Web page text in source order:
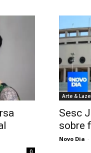
0
Arte &
Sesc
sobre
Novo Dia -